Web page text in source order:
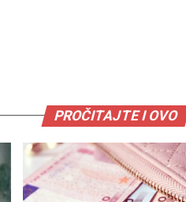
PROČITAJTE I OVO